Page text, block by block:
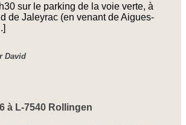
sur le parking de la voie verte, à
de Jaleyrac (en venant de Aigues-
David
à L-7540 Rollingen